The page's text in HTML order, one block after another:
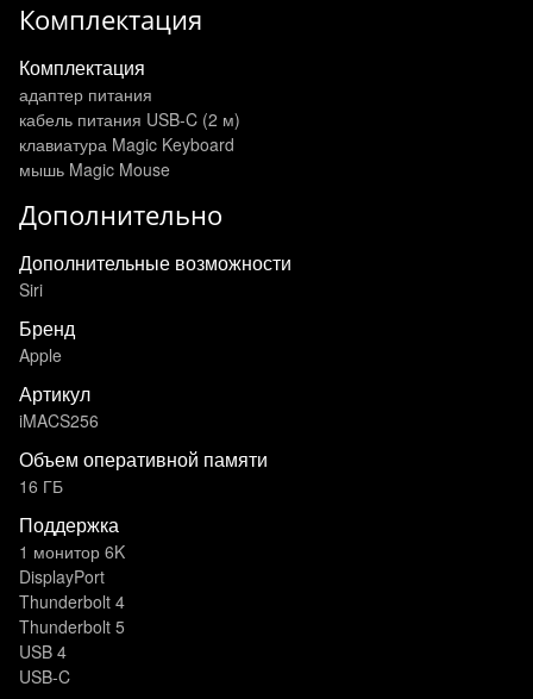
Комплектация
Комплектация
адаптер питания
кабель питания USB-C (2 м)
клавиатура Magic Keyboard
мышь Magic Mouse
Дополнительно
Дополнительные возможности
Siri
Бренд
Apple
Артикул
iMACS256
Объем оперативной памяти
16 ГБ
Поддержка
1 монитор 6K
DisplayPort
Thunderbolt 4
Thunderbolt 5
USB 4
USB-C